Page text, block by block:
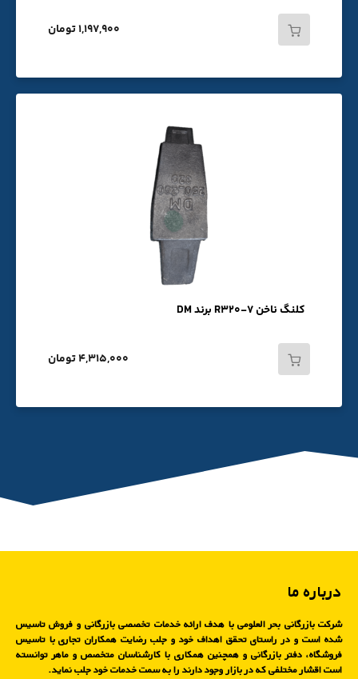
1,197,900 تومان
کلنگ ناخن R320-7 برند DM
4,315,000 تومان
درباره ما
شرکت بازرگانی بحر العلومی با هدف ارائه خدمات تخصصی بازرگانی و فروش تاسیس
شده است و در راستای تحقق اهداف خود و جلب رضایت همکاران تجاری با تاسیس
فروشگاه، دفتر بازرگانی و همچنین همکاری با کارشناسان متخصص و ماهر توانسته
است اقشار مختلفی که در بازار وجود دارند را به سمت خدمات خود جلب نماید.